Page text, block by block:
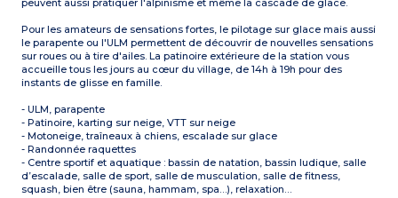
peuvent aussi pratiquer l'alpinisme et même la cascade de glace.
Pour les amateurs de sensations fortes, le pilotage sur glace mais aussi
le parapente ou l'ULM permettent de découvrir de nouvelles sensations
sur roues ou à tire d'ailes. La patinoire extérieure de la station vous
accueille tous les jours au cœur du village, de 14h à 19h pour des
instants de glisse en famille.
- ULM, parapente
- Patinoire, karting sur neige, VTT sur neige
- Motoneige, traîneaux à chiens, escalade sur glace
- Randonnée raquettes
- Centre sportif et aquatique : bassin de natation, bassin ludique, salle
d’escalade, salle de sport, salle de musculation, salle de fitness,
squash, bien être (sauna, hammam, spa…), relaxation…